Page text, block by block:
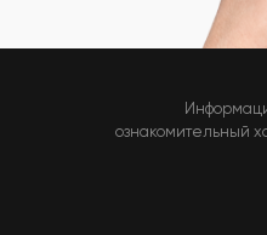
ознакомительный